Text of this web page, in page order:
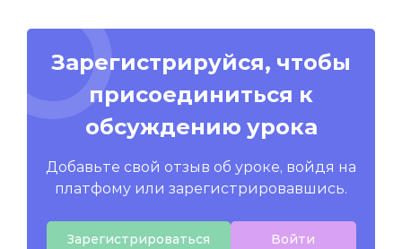
Зарегистрируйся, чтобы
присоединиться к
обсуждению урока
Добавьте свой отзыв об уроке, войдя на
платфому или зарегистрировавшись.
Зарегистрироваться Войти